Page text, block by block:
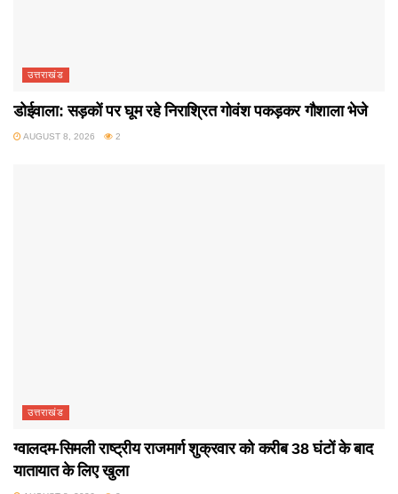
उत्तराखंड
डोईवाला: सड़कों पर घूम रहे निराश्रित गोवंश पकड़कर गौशाला भेजे
AUGUST 8, 2026 2
उत्तराखंड
ग्वालदम-सिमली राष्ट्रीय राजमार्ग शुक्रवार को करीब 38 घंटों के बाद
यातायात के लिए खुला